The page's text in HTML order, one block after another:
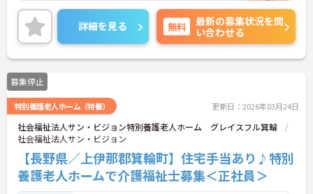
ご興味ある方には、面接のポイントなど、さらに詳
細をお話致しますのでお気軽にご相談ください。
詳細を見る 無料
最新の募集状況を問
い合わせる
募集停止
特別養護老人ホーム（特養） 更新日：2026年03月24日
社会福祉法人サン・ビジョン特別養護老人ホーム グレイスフル箕輪
社会福祉法人サン・ビジョン
【長野県／上伊那郡箕輪町】住宅手当あり♪特別
養護老人ホームで介護福祉士募集＜正社員＞